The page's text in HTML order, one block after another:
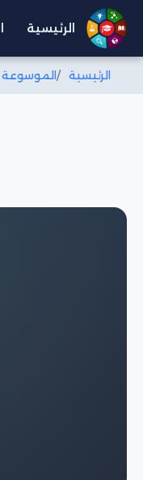
الرئيسية
الرئيسية الموسوعة